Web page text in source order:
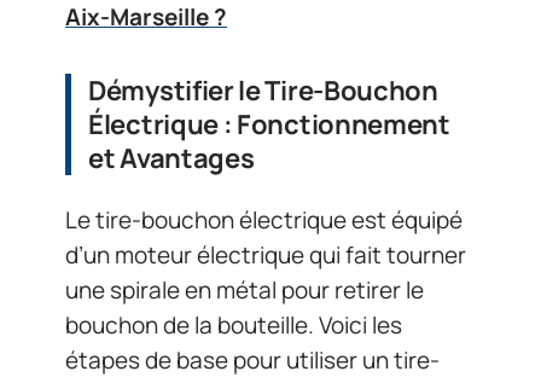
Aix-Marseille ?
Démystifier le Tire-Bouchon
Électrique : Fonctionnement
et Avantages
Le tire-bouchon électrique est équipé
d’un moteur électrique qui fait tourner
une spirale en métal pour retirer le
bouchon de la bouteille. Voici les
étapes de base pour utiliser un tire-